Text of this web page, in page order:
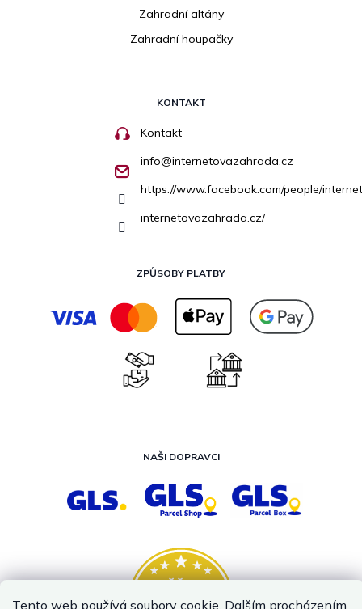
Tento web používá soubory cookie. Dalším procházením
Zahradní altány
Zahradní houpačky
KONTAKT
Kontakt
info@internetovazahrada.cz
https://www.facebook.com/people/
internetovazahrada.cz/
ZPŮSOBY PLATBY
NAŠI DOPRAVCI